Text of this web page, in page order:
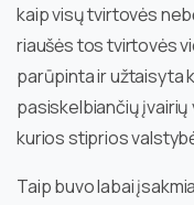
kaip visų tvirtovės
riaušės tos tvirtovės
parūpinta ir užtaisyta
pasiskelbiančių įvairių
kurios stiprios
Taip buvo labai